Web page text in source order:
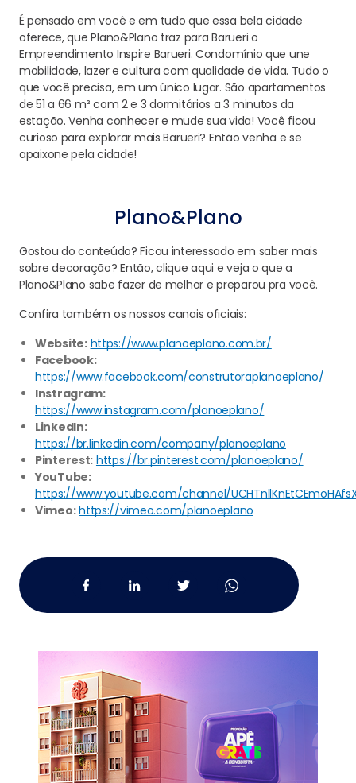
É pensado em você e em tudo que essa bela cidade
oferece, que Plano&Plano traz para Barueri o
Empreendimento Inspire Barueri. Condomínio que une
mobilidade, lazer e cultura com qualidade de vida. Tudo o
que você precisa, em um único lugar. São apartamentos
de 51 a 66 m² com 2 e 3 dormitórios a 3 minutos da
estação. Venha conhecer e mude sua vida! Você ficou
curioso para explorar mais Barueri? Então venha e se
apaixone pela cidade!
Plano&Plano
Gostou do conteúdo? Ficou interessado em saber mais
sobre decoração? Então, clique aqui e veja o que a
Plano&Plano sabe fazer de melhor e preparou pra você.
Confira também os nossos canais oficiais:
Website: https://www.planoeplano.com.br/
Facebook:
https://www.facebook.com/construtoraplanoeplano/
Instragram:
https://www.instagram.com/planoeplano/
LinkedIn:
https://br.linkedin.com/company/planoeplano
Pinterest: https://br.pinterest.com/planoeplano/
YouTube:
https://www.youtube.com/channel/
Vimeo:https://vimeo.com/planoeplano